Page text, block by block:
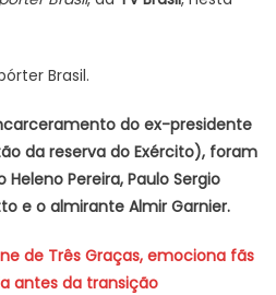
Brasil.
do ex-presidente
da reserva do Exército), foram
Pereira, Paulo Sergio
e o almirante Almir Garnier.
de Três Graças, emociona fãs
antes da transição